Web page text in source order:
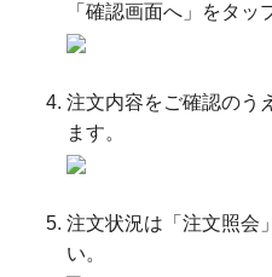
「確認画面へ」をタッ
注文内容をご確認のう
ます。
注文状況は「注文照会
い。